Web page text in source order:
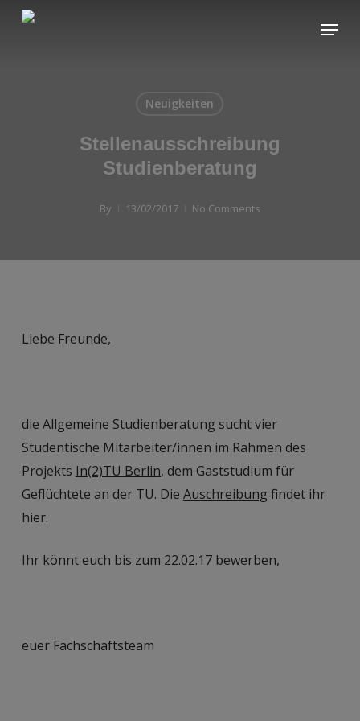
Skip
Menu
Neuigkeiten
Stellenausschreibung
Studienberatung
By 13/02/2017 No Comments
Liebe Freunde,
die Allgemeine Studienberatung sucht vier
Studentische Mitarbeiter/innen im Rahmen des
Projekts In(2)TU Berlin, dem Gaststudium für
Geflüchtete an der TU. Die Auschreibung findet ihr
hier.
Ihr könnt euch bis zum 22.02.17 bewerben,
euer Fachschaftsteam